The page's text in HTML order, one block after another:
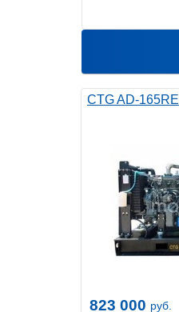
CTG AD-165RE
823 000 руб.